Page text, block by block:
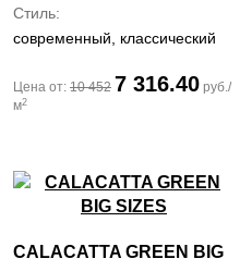
Стиль
современный, классический
Цена от: 10 452 7 316.40 руб./
м2
CALACATTA GREEN BIG